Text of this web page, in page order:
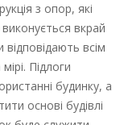
з опор, які
вкрай
всім
Підлоги
будинку, а
основі будівлі